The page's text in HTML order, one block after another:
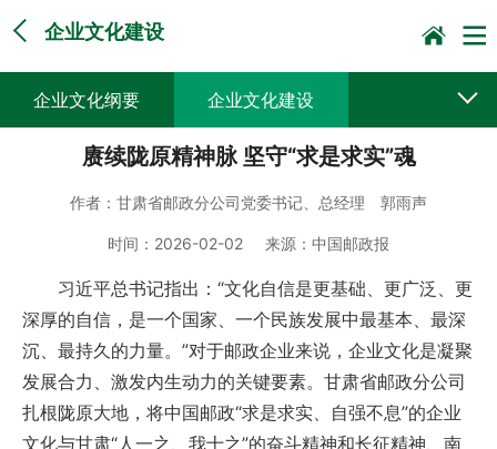
企业文化建设
企业文化纲要 企业文化建设
赓续陇原精神脉 坚守“求是求实”魂
作者： 甘肃省邮政分公司党委书记、总经理 郭雨声
时间： 2026-02-02 来源： 中国邮政报
习近平总书记指出：“文化自信是更基础、更广泛、更
深厚的自信，是一个国家、一个民族发展中最基本、最深
沉、最持久的力量。”对于邮政企业来说，企业文化是凝聚
发展合力、激发内生动力的关键要素。甘肃省邮政分公司
扎根陇原大地，将中国邮政“求是求实、自强不息”的企业
文化与甘肃“人一之、我十之”的奋斗精神和长征精神、南